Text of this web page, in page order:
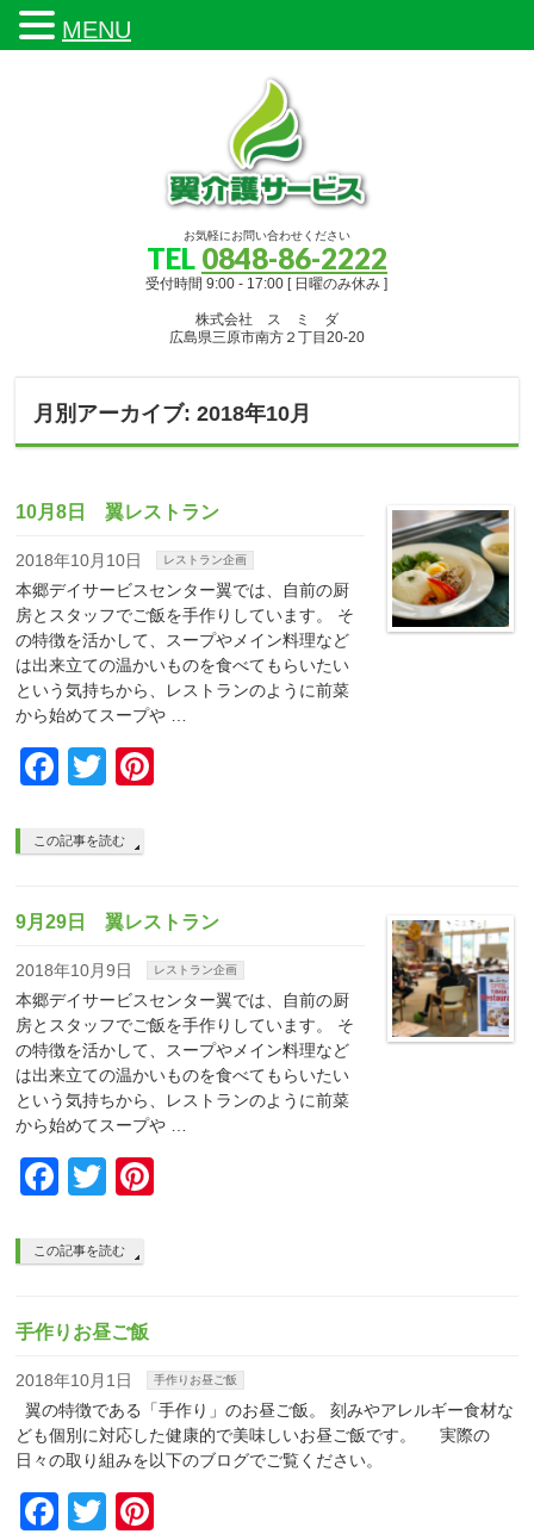
お気軽にお問い合わせください
TEL 0848-86-2222
受付時間 9:00 - 17:00 [ 日曜のみ休み ]
株式会社 ス ミ ダ
広島県三原市南方２丁目20-20
月別アーカイブ: 2018年10月
10月8日 翼レストラン
2018年10月10日 レストラン企画
本郷デイサービスセンター翼では、⾃前の厨
房とスタッフでご飯を⼿作りしています。 そ
の特徴を活かして、スープやメイン料理など
は出来⽴ての温かいものを⾷べてもらいたい
という気持ちから、レストランのように前菜
から始めてスープや …
Facebook
Twitter
この記事を読む
9月29日 翼レストラン
2018年10月9日 レストラン企画
本郷デイサービスセンター翼では、⾃前の厨
房とスタッフでご飯を⼿作りしています。 そ
の特徴を活かして、スープやメイン料理など
は出来⽴ての温かいものを⾷べてもらいたい
という気持ちから、レストランのように前菜
から始めてスープや …
Facebook
Twitter
この記事を読む
手作りお昼ご飯
2018年10月1日 手作りお昼ご飯
翼の特徴である「手作り」のお昼ご飯。 刻みやアレルギー食材な
ども個別に対応した健康的で美味しいお昼ご飯です。 実際の
日々の取り組みを以下のブログでご覧ください。
Facebook
Twitter
MENU